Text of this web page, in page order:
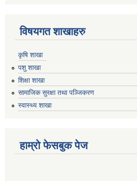
विषयगत शाखाहरु
कृषि शाखा
पशु शाखा
शिक्षा शाखा
सामाजिक सुरक्षा तथा पञ्जिकरण
स्वास्थ्य शाखा
हाम्रो फेसबुक पेज